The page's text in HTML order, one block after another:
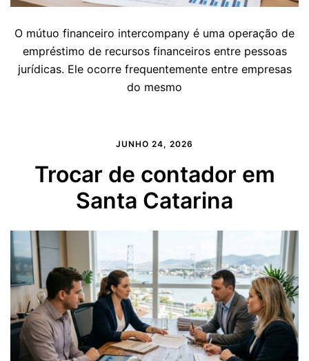
O mútuo financeiro intercompany é uma operação de
empréstimo de recursos financeiros entre pessoas
jurídicas. Ele ocorre frequentemente entre empresas
do mesmo
JUNHO 24, 2026
Trocar de contador em
Santa Catarina